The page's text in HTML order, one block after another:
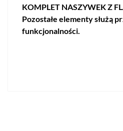
KOMPLET NASZYWEK Z
Pozostałe elementy służą
funkcjonalności.